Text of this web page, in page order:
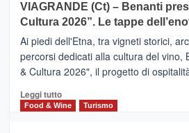
Anche
la
Alcantara
nei
primi
nella
classifica
IL
SAN
DOMENICO
PALACE
TAORMINA,
UN
HOTEL
FOUR
VIAGRANDE (Ct) – Benanti
Cultura 2026”. Le tappe
Ai piedi dell'Etna, tra vigneti storici,
percorsi dedicati alla cultura del vino,
& Cultura 2026", il progetto di
Leggi tuttoLeggi
di
Food & Wine Turismo